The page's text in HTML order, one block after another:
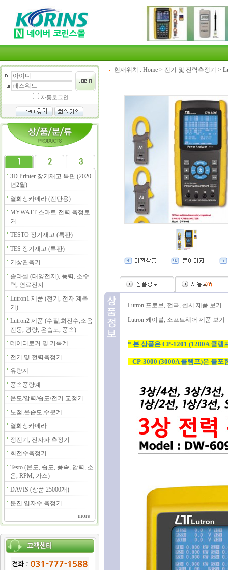
자동로그인
3D Printer 장기재고 특판 (2020
년2월)
열화상카메라 (진단용)
MYWATT 스마트 전력 측정로
거
TESTO 장기재고 (특판)
TES 장기재고 (특판)
기상관측기
솔라셀 (태양전지), 풍력, 소수
력, 연료전지
Lutron1 제품 (전기, 전자 계측
기)
Lutron2 제품 (수질,회전수,소음
진동, 광량, 온습도, 풍속)
데이터로거 및 기록계
전기 및 전력측정기
유량계
풍속풍량계
온도/압력/습도/전기 교정기
노점,온습도,수분계
열화상카메라
정전기, 전자파 측정기
회전수측정기
Testo (온도, 습도, 풍속, 압력, 소
음, RPM, 가스)
DAVIS (상품 25000개)
분진 입자수 측정기
more
현재위치 : Home > 전기 및 전력측정기 >
(0)
Lutron 프로브, 전극, 센서 제품 보기
Lutron 케이블, 소프트웨어 제품 보기
* 본 상품은 CP-1201 (1200A 클
CP-3000 (3000A 클램프)은 불포